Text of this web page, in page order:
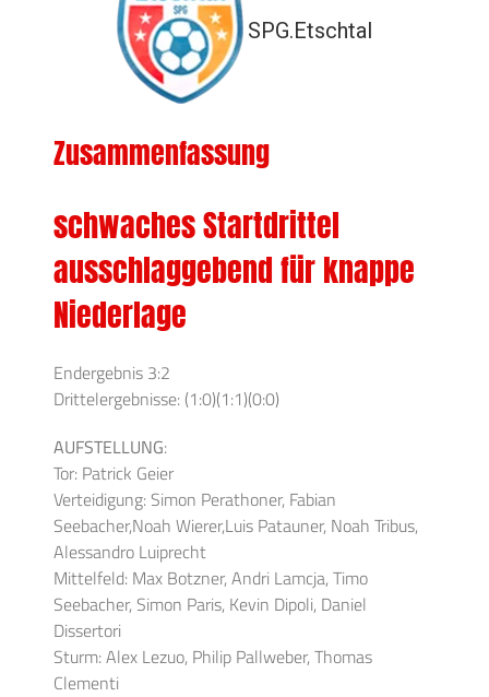
SPG.Etschtal
Zusammenfassung
schwaches Startdrittel
ausschlaggebend für knappe
Niederlage
Endergebnis 3:2
Drittelergebnisse: (1:0)(1:1)(0:0)
AUFSTELLUNG:
Tor: Patrick Geier
Verteidigung: Simon Perathoner, Fabian
Seebacher,Noah Wierer,Luis Patauner, Noah Tribus,
Alessandro Luiprecht
Mittelfeld: Max Botzner, Andri Lamcja, Timo
Seebacher, Simon Paris, Kevin Dipoli, Daniel
Dissertori
Sturm: Alex Lezuo, Philip Pallweber, Thomas
Clementi